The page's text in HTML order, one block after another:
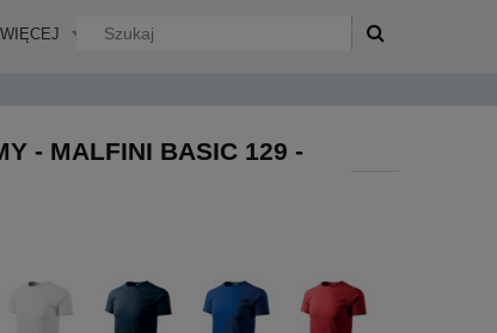
WIĘCEJ
- MALFINI BASIC 129 -